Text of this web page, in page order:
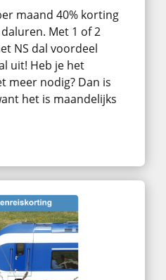
maand 40% korting
Met 1 of 2
NS dal voordeel
uit! Heb je het
meer nodig? Dan is
het is maandelijks